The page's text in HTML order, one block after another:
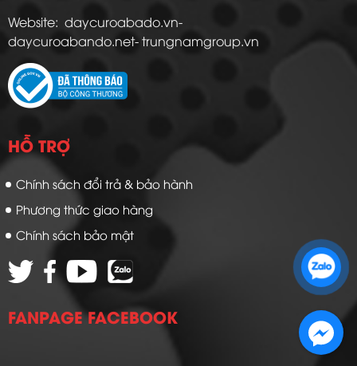
Website: daycuroabado.vn-
daycuroabando.net- trungnamgroup.vn
HỖ TRỢ
Chính sách đổi trả & bảo hành
Phương thức giao hàng
Chính sách bảo mật
FANPAGE FACEBOOK
Zalo 2: 0972 14 9900